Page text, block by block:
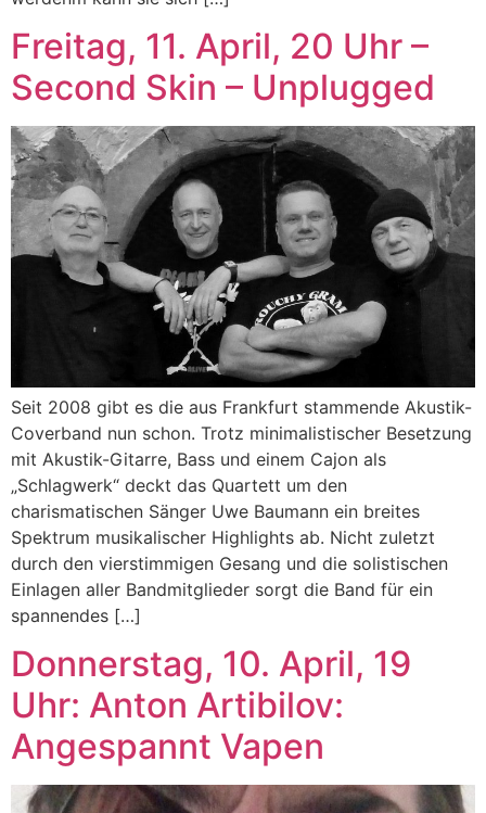
Freitag, 11. April, 20 Uhr –
Second Skin – Unplugged
Seit 2008 gibt es die aus Frankfurt stammende Akustik-
Coverband nun schon. Trotz minimalistischer Besetzung
mit Akustik-Gitarre, Bass und einem Cajon als
„Schlagwerk“ deckt das Quartett um den
charismatischen Sänger Uwe Baumann ein breites
Spektrum musikalischer Highlights ab. Nicht zuletzt
durch den vierstimmigen Gesang und die solistischen
Einlagen aller Bandmitglieder sorgt die Band für ein
spannendes […]
Donnerstag, 10. April, 19
Uhr: Anton Artibilov:
Angespannt Vapen